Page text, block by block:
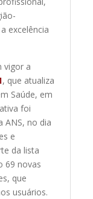
excelência
vigor a
, que atualiza
Saúde, em
foi
ANS, no dia
e
da lista
69 novas
que
usuários.